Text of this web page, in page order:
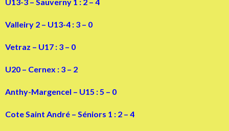
Valleiry 2 – U13-4 : 3 – 0
Vetraz – U17 : 3 – 0
U20 – Cernex : 3 – 2
Anthy-Margencel – U15 : 5 – 0
Cote Saint André – Séniors 1 : 2 – 4